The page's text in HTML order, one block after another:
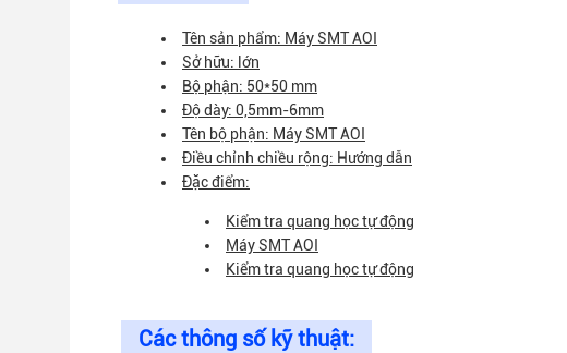
Tên sản phẩm: Máy SMT AOI
Sở hữu: lớn
Bộ phận: 50*50 mm
Độ dày: 0,5mm-6mm
Tên bộ phận: Máy SMT AOI
Điều chỉnh chiều rộng: Hướng dẫn
Đặc điểm:
Kiểm tra quang học tự động
Máy SMT AOI
Kiểm tra quang học tự động
Các thông số kỹ thuật: